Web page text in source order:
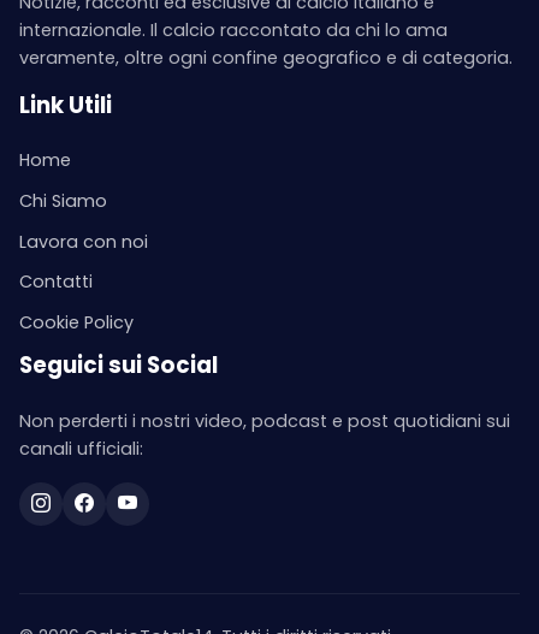
internazionale. Il calcio raccontato da chi lo ama
veramente, oltre ogni confine geografico e di categoria.
Link Utili
Home
Chi Siamo
Lavora con noi
Contatti
Cookie Policy
Seguici sui Social
Non perderti i nostri video, podcast e post quotidiani sui
canali ufficiali: